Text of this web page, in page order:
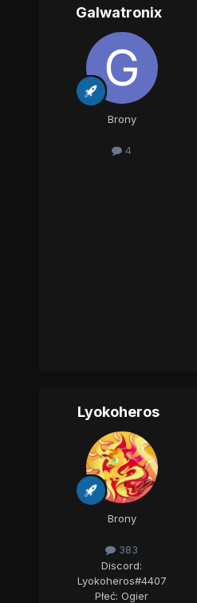
Galwatronix
Brony
4
Lyokoheros
Brony
383
Discord:
Lyokoheros#4407
Płeć: Ogier